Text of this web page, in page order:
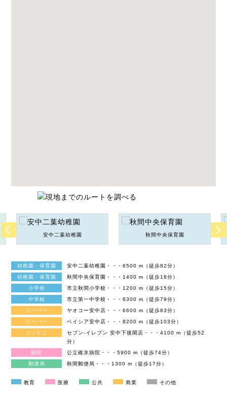
安中二葉幼稚園 秋間中央保育園
幼稚園・保育園
安中二葉幼稚園・・・6500 m（徒歩82分）
幼稚園・保育園
秋間中央保育園・・・1400 m（徒歩18分）
小学校
市立秋間小学校・・・1200 m（徒歩15分）
中学校
市立第一中学校・・・6300 m（徒歩79分）
スーパー
ヤオコー安中店・・・6600 m（徒歩83分）
スーパー
ベイシア安中店・・・8200 m（徒歩103分）
コンビニ
セブン-イレブン 安中下後閑店・・・4100 m（徒歩52
分）
病院
公立碓氷病院・・・5900 m（徒歩74分）
郵便局
秋間郵便局・・・1300 m（徒歩17分）
教育 医療 公共 商業 その他